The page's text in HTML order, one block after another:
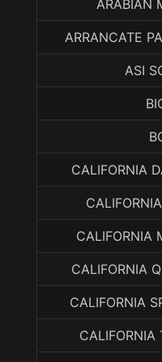
ARABIAN
ARRANCATE
ASI
CALIFORNIA
CALIFORNIA
CALIFORNIA
CALIFORNIA
CALIFORNIA